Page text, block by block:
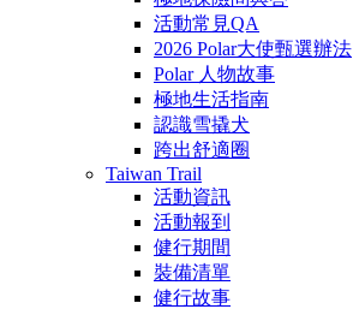
活動常見QA
2026 Polar大使甄選辦法
Polar 人物故事
極地生活指南
認識雪撬犬
跨出舒適圈
Taiwan Trail
活動資訊
活動報到
健行期間
裝備清單
健行故事